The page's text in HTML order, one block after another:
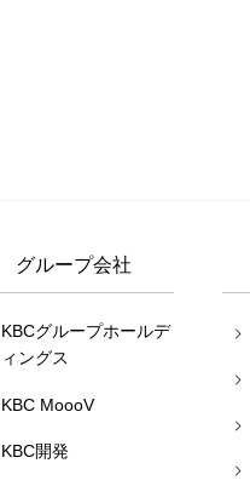
グループ会社
KBCグループホールデ
ィングス
KBC MoooV
KBC開発